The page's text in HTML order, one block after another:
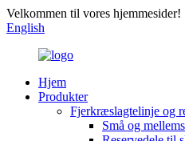
Velkommen til vores hjemmesider!
English
Hjem
Produkter
Fjerkræslagtelinje og
Små og